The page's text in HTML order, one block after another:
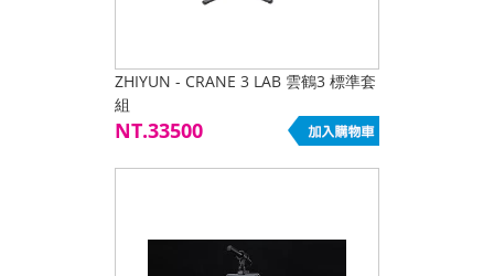
ZHIYUN - CRANE 3 LAB 雲鶴3 標準套
組
NT.33500